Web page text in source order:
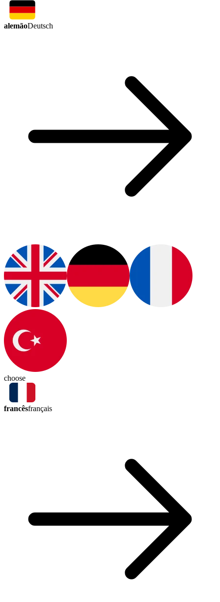
alemãoDeutsch
choose
francêsfrançais